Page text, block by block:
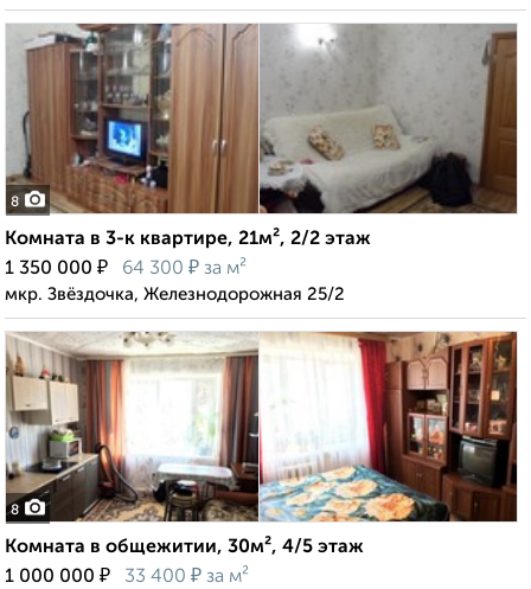
8
Комната в 3-к квартире, 21м², 2/2 этаж
1 350 000 ₽ 64 300 ₽ за м²
мкр. Звёздочка, Железнодорожная 25/2
8
Комната в общежитии, 30м², 4/5 этаж
1 000 000 ₽ 33 400 ₽ за м²